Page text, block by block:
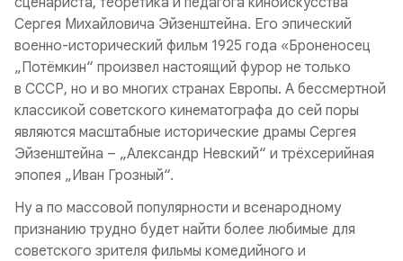
Сергея Михайловича Эйзенштейна. Его эпический
военно-исторический фильм 1925 года «Броненосец
„Потёмкин“ произвел настоящий фурор не только
в СССР, но и во многих странах Европы. А бессмертной
классикой советского кинематографа до сей поры
являются масштабные исторические драмы Сергея
Эйзенштейна – „Александр Невский“ и трёхсерийная
эпопея „Иван Грозный“.
Ну а по массовой популярности и всенародному
признанию трудно будет найти более любимые для
советского зрителя фильмы комедийного и